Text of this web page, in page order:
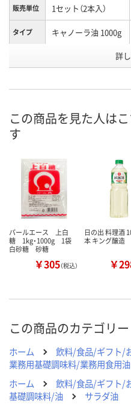
販売単位 1セット（2本入）
タイプ キャノーラ油 1000g
カゴへ
詳
この商品を見た人は
す
パールエース 上白
糖 1kg・1000g 1袋
白砂糖 砂糖
￥305（税込）
日の出 料理酒
本 キング醸造
￥
この商品のカテゴリー
ホーム 飲料/食品/ギフト/
業務用基礎調味料/業務用食用油
ホーム
飲料/食品/ギフト/
基礎調味料/油
サラダ油